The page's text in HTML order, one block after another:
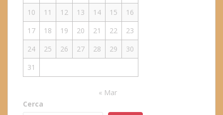
10
11 12 13 14 15
16
17
18 19 20 21 22
23
24
25 26 27 28 29
30
31
« Mar
Cerca